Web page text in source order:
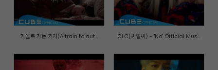
가을로 가는 기차(A train to aut... CLC(씨엘씨) - 'No' Official Mus...